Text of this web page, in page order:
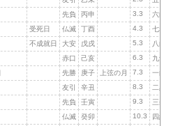
先負 丙申 3.3
六白
受死日 仏滅 丁酉 4.3
七赤
不成就日 大安 戊戌 5.3
八白
赤口 己亥 6.3
九紫
先勝 庚子 上弦の月 7.3
一白
友引 辛丑 8.3
二黒
先負 壬寅 9.3
三碧
仏滅 癸卯 10.3
四緑